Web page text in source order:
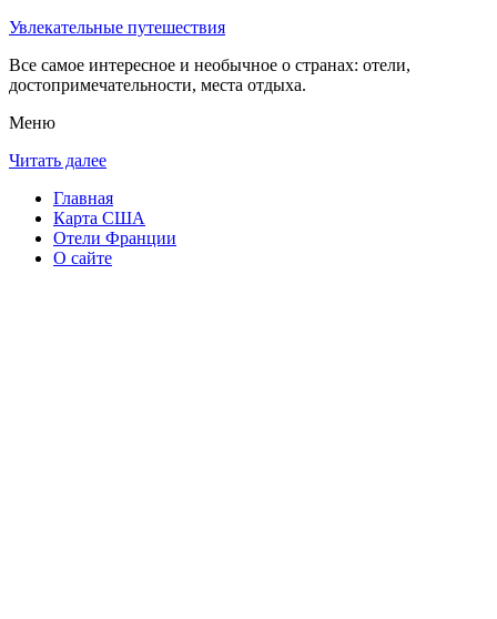
Увлекательные путешествия
Все самое интересное и необычное о странах: отели,
достопримечательности, места отдыха.
Меню
Читать далее
Главная
Карта США
Отели Франции
О сайте